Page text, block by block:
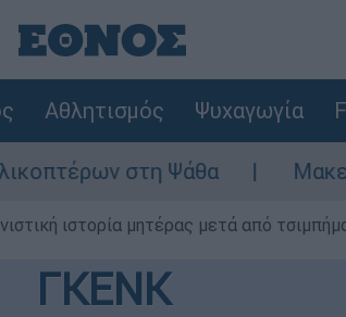
Αθλητισμός Ψυχαγωγία
στη Ψάθα Μακελειό στη
ιστορία μητέρας μετά από
ΓΚΕΝΚ